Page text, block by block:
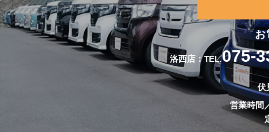
お
洛西店：TEL.075-
伏
営業時間